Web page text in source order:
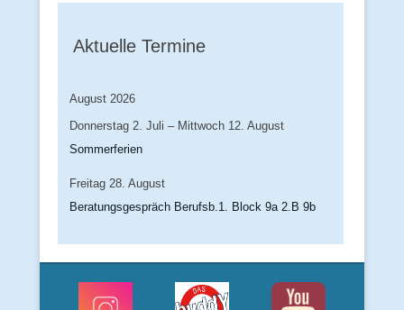
Aktuelle Termine
August 2026
Donnerstag 2. Juli – Mittwoch 12. August
Sommerferien
Freitag 28. August
Beratungsgespräch Berufsb.1. Block 9a 2.B 9b